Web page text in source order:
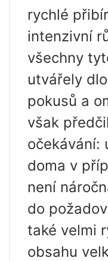
rychlé
intenzivní
všechny
utvářely
pokusů a
však
očekávání:
doma v
není
do
také velmi
obsahu